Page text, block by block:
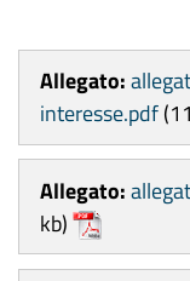
Allegato:
interesse.pdf
Allegato:
kb)